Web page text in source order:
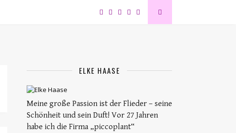
ELKE HAASE
Meine große Passion ist der Flieder – seine
Schönheit und sein Duft! Vor 27 Jahren
habe ich die Firma „piccoplant“